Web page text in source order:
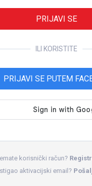
PRIJAVI SE
ILI KORISTITE
PRIJAVI SE PUTEM
korisnički račun?
aktivacijski email?